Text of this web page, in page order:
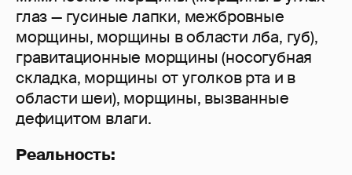
глаз — гусиные лапки, межбровные
морщины, морщины в области лба, губ),
гравитационные морщины (носогубная
складка, морщины от уголков рта и в
области шеи), морщины, вызванные
дефицитом влаги.
Реальность: